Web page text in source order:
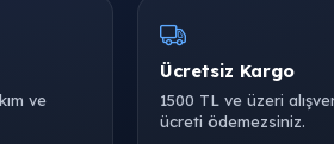
ve
Ücretsiz Kargo
1500 TL ve üzeri
ücreti ödemezsiniz.